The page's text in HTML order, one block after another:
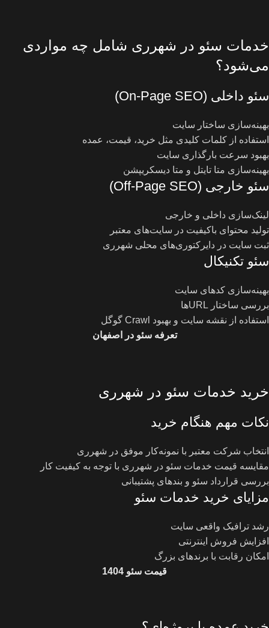
خدمات سئو در شهرری شامل چه مواردی
می‌شود؟
سئو داخلی (On-Page SEO)
بهینه‌سازی ساختار سایت
استفاده از کلمات کلیدی مثل خرید، قیمت، عمده
بهبود سرعت بارگذاری سایت
بهینه‌سازی متا تایتل و متا دیسکریپشن
سئو خارجی (Off-Page SEO)
لینک‌سازی داخلی و خارجی
تولید محتوای باکیفیت در سایت‌های معتبر
ثبت سایت در دایرکتوری‌های محلی شهرری
سئو تکنیکال
بهینه‌سازی کدهای سایت
بررسی ساختار URLها
استفاده از نقشه سایت و بهبود Crawl گوگل
تعرفه سئو در اصفهان
خرید خدمات سئو در شهرری
نکات مهم هنگام خرید
انتخاب شرکت معتبر با نمونه‌کار موفق در شهرری
مقایسه قیمت خدمات سئو در شهرری با توجه به کیفیت کار
بررسی قرارداد سئو و بندهای پشتیبانی
مزایای خرید خدمات سئو
رشد ترافیک واقعی سایت
افزایش فروش اینترنتی
امکان رقابت با برندهای بزرگ
قیمت سئو 1404